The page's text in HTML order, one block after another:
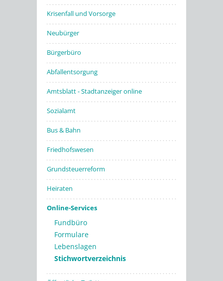
Krisenfall und Vorsorge
Neubürger
Bürgerbüro
Abfallentsorgung
Amtsblatt - Stadtanzeiger online
Sozialamt
Bus & Bahn
Friedhofswesen
Grundsteuerreform
Heiraten
Online-Services
Fundbüro
Formulare
Lebenslagen
Stichwortverzeichnis